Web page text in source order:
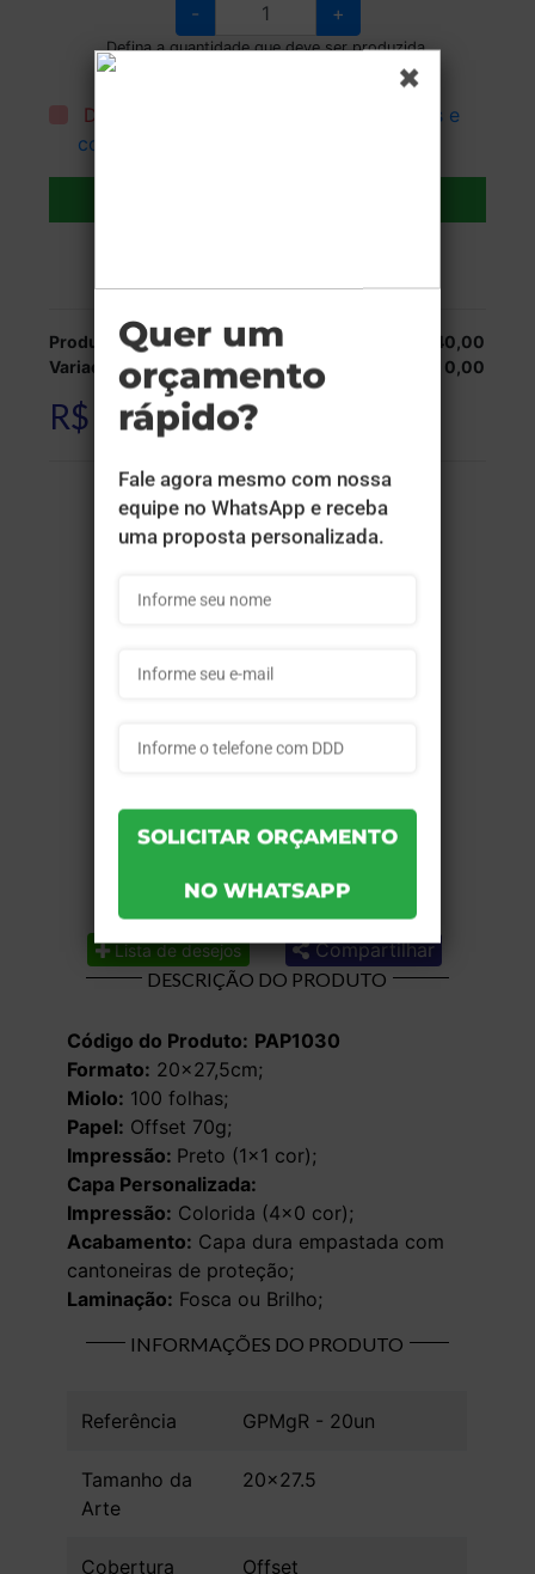
- +
Defina a quantidade que deve ser produzida.
Declaro que li e aceito todos os
termos e
condições
Produção:
R$ 1.040,00
Variações:
R$ 0,00
R$ 1.040,00
Lista de desejos Compartilhar
DESCRIÇÃO DO PRODUTO
Código do Produto: PAP1030
Formato: 20×27,5cm;
Miolo: 100 folhas;
Papel: Offset 70g;
Impressão: Preto (1×1 cor);
Capa Personalizada:
Impressão: Colorida (4×0 cor);
Acabamento: Capa dura empastada com
cantoneiras de proteção;
Laminação: Fosca ou Brilho;
INFORMAÇÕES DO PRODUTO
Referência GPMgR - 20un
Tamanho da
Arte
20x27.5
Cobertura Offset